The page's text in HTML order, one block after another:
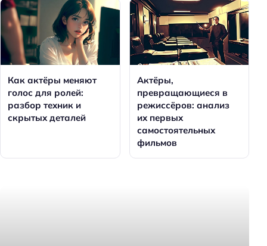
Как актёры меняют
голос для ролей:
разбор техник и
скрытых деталей
Актёры,
превращающиеся в
режиссёров: анализ
их первых
самостоятельных
фильмов